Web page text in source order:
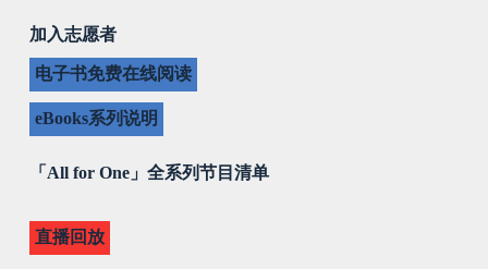
加入志愿者
电子书免费在线阅读
eBooks系列说明
「All for One」全系列节目清单
直播回放